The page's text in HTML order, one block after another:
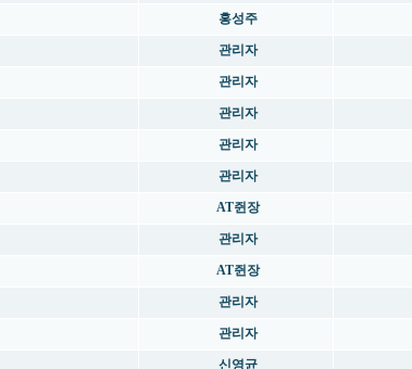
홍성주
관리자
관리자
관리자
관리자
관리자
AT쥔장
관리자
AT쥔장
관리자
관리자
신영균